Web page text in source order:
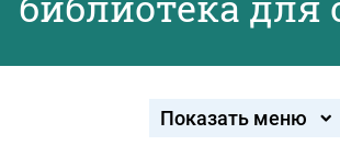
Показать меню